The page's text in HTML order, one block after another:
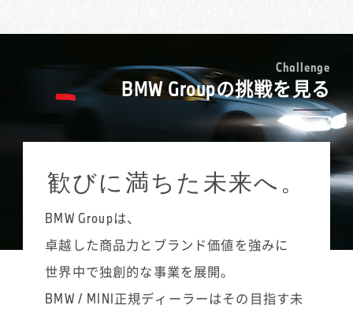
暮らしでは関わる機会のないような方々と、
販売活動を通じてコミュニケーションを深
め、新しい世界を見ることができるのはBMW
というプレミアム・ブランドならではと思っ
ています。
らかった」とおっしゃる方も多いのですが、
それは私たちが求めるあり方ではありませ
ん。「女性の営業は少ないので話しやすい」
とおっしゃっていただけることもあるので、
女性ならではの柔らかさを生かし、笑顔を大
ています。特に、お客様と距離が近くなりや
すい試乗中には、積極的に普段のお話を伺う
ようにしています。
また、ご家族で来店された場合は、商品説明
の際も必ず奥様やお子様などご家族全員の目
を見て話すようにし、ご家族皆様にご満足い
ただけるように心掛けています。
で販売活動を始め、2年を経て正式に転籍とな
買取との感覚の差は大きく感じましたね。前
職では、ある程度決まった手順で案件を進め
られたのに対し、多様な背景や考え方を持っ
たお客様を理解し、それに合わせた提案が求
められるのがBMWのセールス・コンサルタン
担当するお客様は200名ほど。調子伺いの訪問
やイベントのご紹介、車検・点検のご案内な
ど、できるだけお客様との接点を増やし、地
道なフォローを続けていきます。「こういう
ノベルティグッズはこのお客様の好みに合い
そう」と思えばお届けに伺い、立ち話ついで
に新モデルを紹介させていただいたり。自分
Challenge
BMW Groupの挑戦を見る
歓びに満ちた未来へ。
BMW Groupは、
卓越した商品力とブランド価値を強みに
世界中で独創的な事業を展開。
BMW / MINI正規ディーラーはその目指す未